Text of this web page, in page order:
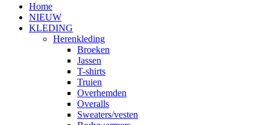
Home
NIEUW
KLEDING
Herenkleding
Broeken
Jassen
T-shirts
Truien
Overhemden
Overalls
Sweaters/vesten